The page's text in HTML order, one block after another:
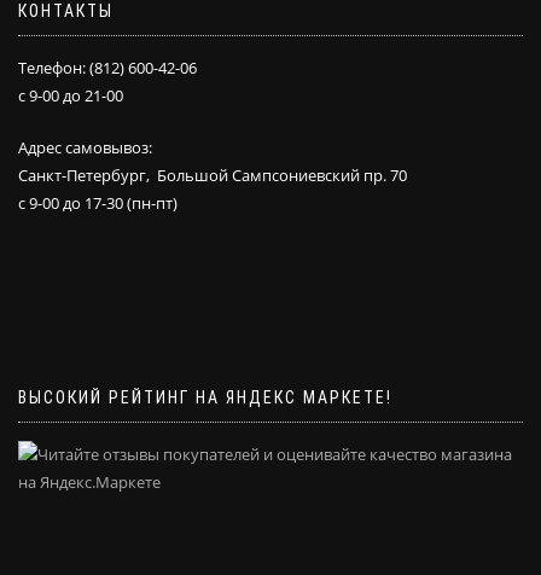
КОНТАКТЫ
Телефон: (812) 600-42-06
с 9-00 до 21-00
Адрес самовывоз:
Санкт-Петербург, Большой Сампсониевский пр. 70
с 9-00 до 17-30 (пн-пт)
ВЫСОКИЙ РЕЙТИНГ НА ЯНДЕКС МАРКЕТЕ!